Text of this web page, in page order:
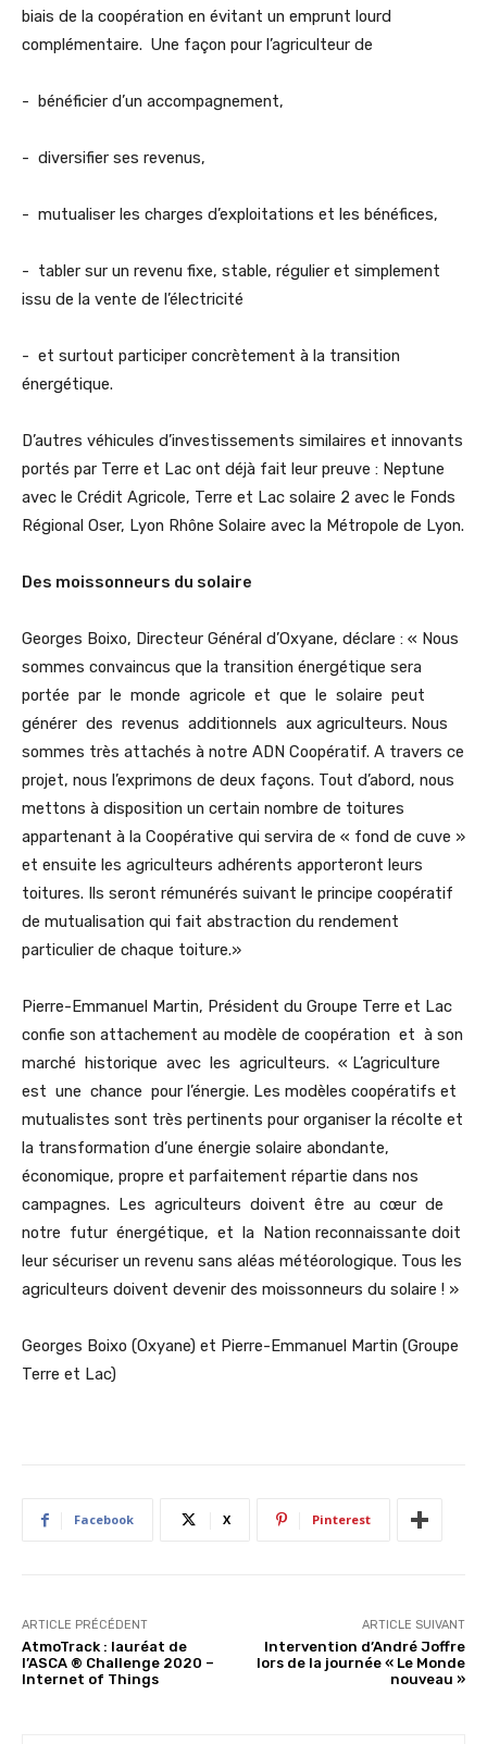
biais de la coopération en évitant un emprunt lourd
complémentaire. Une façon pour l’agriculteur de
- bénéficier d’un accompagnement,
- diversifier ses revenus,
- mutualiser les charges d’exploitations et les bénéfices,
- tabler sur un revenu fixe, stable, régulier et simplement
issu de la vente de l’électricité
- et surtout participer concrètement à la transition
énergétique.
D’autres véhicules d’investissements similaires et innovants
portés par Terre et Lac ont déjà fait leur preuve : Neptune
avec le Crédit Agricole, Terre et Lac solaire 2 avec le Fonds
Régional Oser, Lyon Rhône Solaire avec la Métropole de Lyon.
Des moissonneurs du solaire
Georges Boixo, Directeur Général d’Oxyane, déclare : « Nous
sommes convaincus que la transition énergétique sera
portée par le monde agricole et que le solaire peut
générer des revenus additionnels aux agriculteurs. Nous
sommes très attachés à notre ADN Coopératif. A travers ce
projet, nous l’exprimons de deux façons. Tout d’abord, nous
mettons à disposition un certain nombre de toitures
appartenant à la Coopérative qui servira de « fond de cuve »
et ensuite les agriculteurs adhérents apporteront leurs
toitures. Ils seront rémunérés suivant le principe coopératif
de mutualisation qui fait abstraction du rendement
particulier de chaque toiture.»
Pierre-Emmanuel Martin, Président du Groupe Terre et Lac
confie son attachement au modèle de coopération et à son
marché historique avec les agriculteurs. « L’agriculture
est une chance pour l’énergie. Les modèles coopératifs et
mutualistes sont très pertinents pour organiser la récolte et
la transformation d’une énergie solaire abondante,
économique, propre et parfaitement répartie dans nos
campagnes. Les agriculteurs doivent être au cœur de
notre futur énergétique, et la Nation reconnaissante doit
leur sécuriser un revenu sans aléas météorologique. Tous les
agriculteurs doivent devenir des moissonneurs du solaire ! »
Georges Boixo (Oxyane) et Pierre-Emmanuel Martin (Groupe
Terre et Lac)
Facebook X Pinterest
ARTICLE PRÉCÉDENT
AtmoTrack : lauréat de
l’ASCA ® Challenge 2020 –
Internet of Things
ARTICLE SUIVANT
Intervention d’André Joffre
lors de la journée « Le Monde
nouveau »